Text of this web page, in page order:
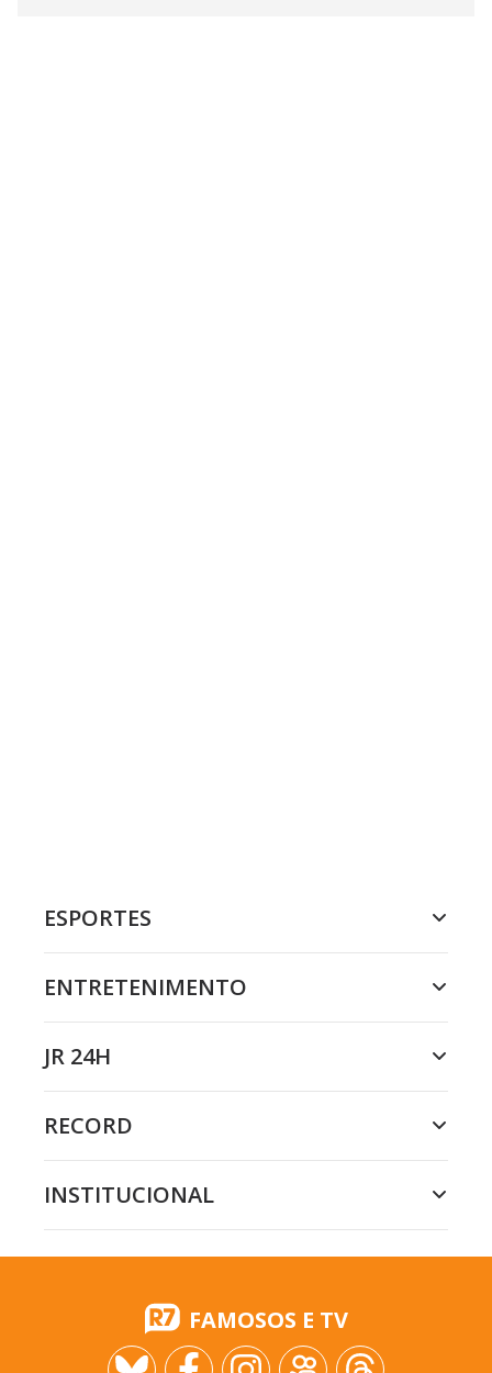
ESPORTES
ENTRETENIMENTO
JR 24H
RECORD
INSTITUCIONAL
FAMOSOS E TV